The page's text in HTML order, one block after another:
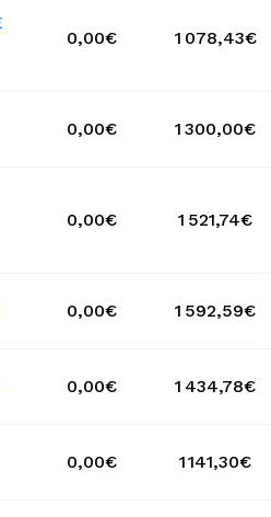
0,00€ 1 078,43€
0,00€ 1 300,00€
0,00€ 1 521,74€
0,00€ 1 592,59€
0,00€ 1 434,78€
0,00€ 1 141,30€